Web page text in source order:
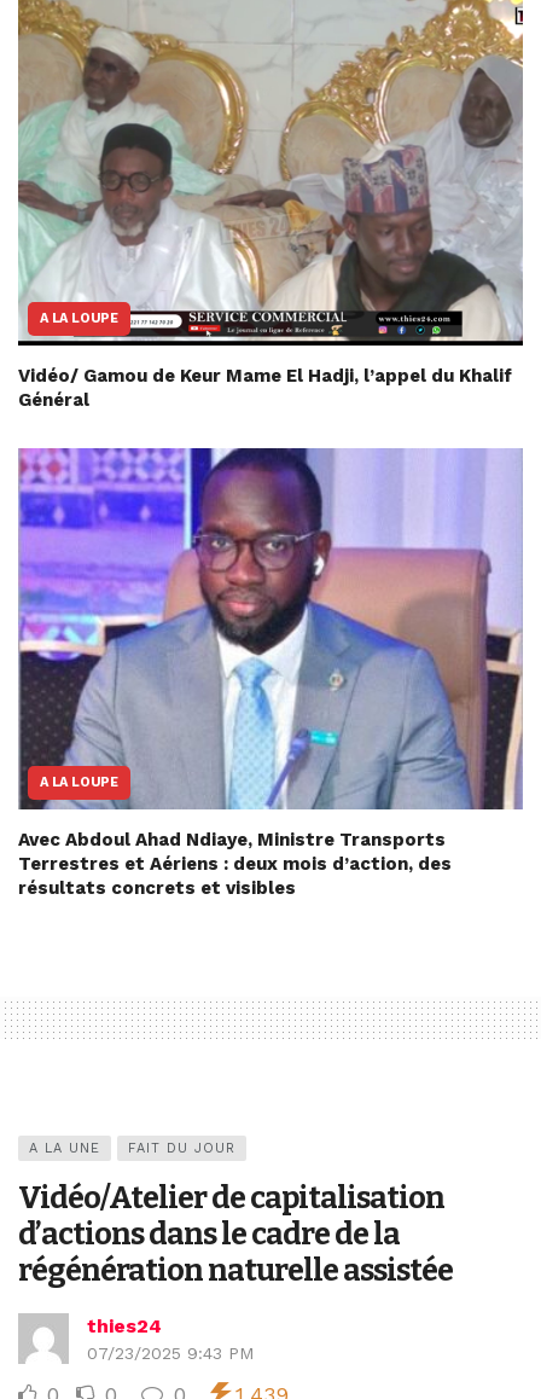
A LA LOUPE
Vidéo/ Gamou de Keur Mame El Hadji, l’appel du Khalif
Général
A LA LOUPE
Avec Abdoul Ahad Ndiaye, Ministre Transports
Terrestres et Aériens : deux mois d’action, des
résultats concrets et visibles
A LA UNE FAIT DU JOUR
Vidéo/Atelier de capitalisation
d’actions dans le cadre de la
régénération naturelle assistée
thies24
07/23/2025 9:43 PM